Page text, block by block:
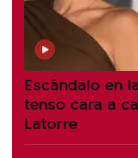
Escándalo en
tenso cara a
Latorre